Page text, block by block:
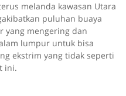
melanda kawasan Utara
puluhan buaya
yang mengering dan
lumpur untuk bisa
ekstrim yang tidak seperti
ini.